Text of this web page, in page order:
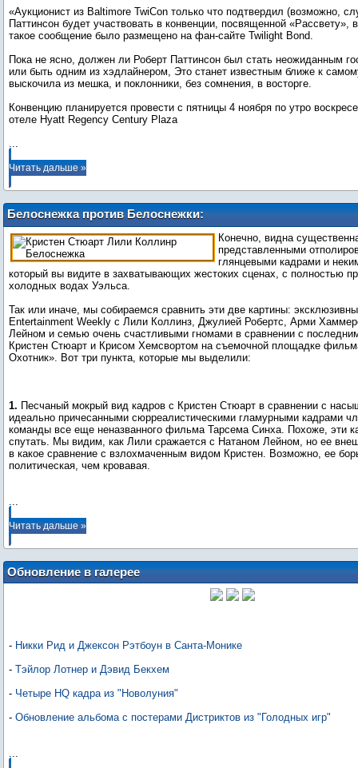
«Аукционист из Baltimore TwiCon только что подтвердил (возможно,
Паттинсон будет участвовать в конвенции, посвященной
такое сообщение было размещено на фан-сайте Twilight Bond.
Пока не ясно, должен ли Роберт Паттинсон был стать неожиданным
или быть одним из хэдлайнером, Это станет известным ближе к
выскочила из мешка, и поклонники, без сомнения, в восторге.
Конвенцию планируется провести с пятницы 4 ноября по утро
...
Читать дальше »
Белоснежка против Белоснежки:
Кристен Стюарт собирается стать
большей задирой, чем Лили Коллинз?Конечно, видна
представленными
глянцевыми кадрами и
который вы видите в захватывающих жестоких сценах, с полностью
холодных водах Уэльса.
Так или иначе, мы собираемся сравнить эти две картины:
Entertainment Weekly с Лили Коллинз, Джулией Робертс, Арми
Лейном и семью очень счастливыми гномами в сравнении с
Кристен Стюарт и Крисом Хемсвортом на съемочной площадке
Охотник». Вот три пункта, которые мы выделили:
1. Песчаный мокрый вид кадров с Кристен Стюарт в сравнении с
идеально причесанными сюрреалистическими гламурными кадрами
команды все еще неназванного фильма Тарсема Синха. Похоже, эти
спутать. Мы видим, как Лили сражается с Натаном Лейном, но ее
в какое сравнение с взлохмаченным видом Кристен. Возможно, ее
политическая, чем кровавая.
...
Читать дальше »
Обновление в галерее
- Никки Рид и Джексон Рэтбоун в Санта-Монике
- Тэйлор Лотнер и Дэвид Бекхем
- Четыре HQ кадра из "Новолуния"
- Обновление альбома с постерами Дистриктов из "Голодных игр"
...